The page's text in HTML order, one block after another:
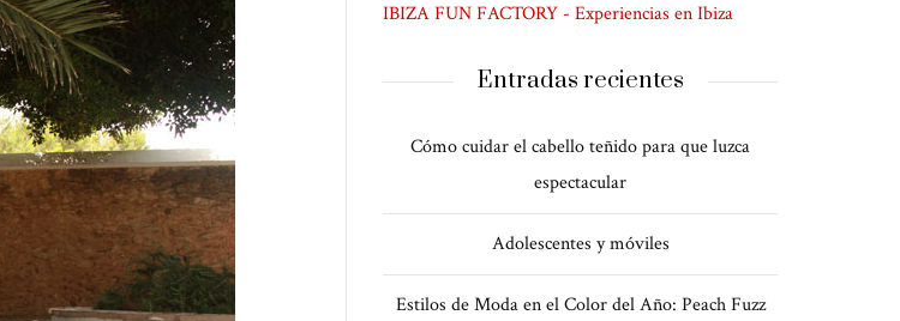
IBIZA FUN FACTORY - Experiencias en Ibiza
Entradas recientes
Cómo cuidar el cabello teñido para que luzca
espectacular
Adolescentes y móviles
Estilos de Moda en el Color del Año: Peach Fuzz